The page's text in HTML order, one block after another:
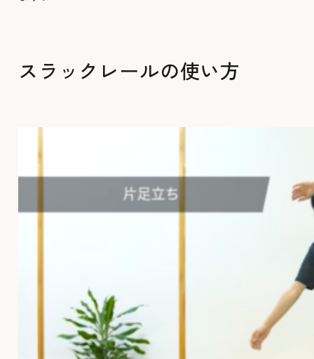
スラックレールの使い方